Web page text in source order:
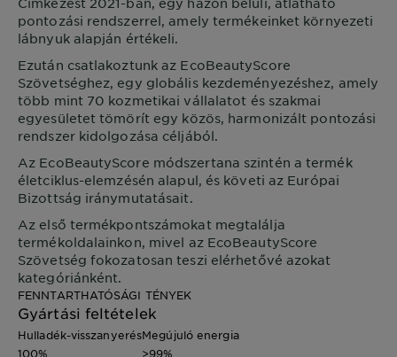
pontozási rendszerrel, amely termékeinket környezeti
lábnyuk alapján értékeli.
Ezután csatlakoztunk az EcoBeautyScore
Szövetséghez, egy globális kezdeményezéshez, amely
több mint 70 kozmetikai vállalatot és szakmai
egyesületet tömörít egy közös, harmonizált pontozási
rendszer kidolgozása céljából.
Az EcoBeautyScore módszertana szintén a termék
életciklus-elemzésén alapul, és követi az Európai
Bizottság iránymutatásait.
Az első termékpontszámokat megtalálja
termékoldalainkon, mivel az EcoBeautyScore
Szövetség fokozatosan teszi elérhetővé azokat
kategóriánként.
FENNTARTHATÓSÁGI TÉNYEK
Gyártási feltételek
Hulladék-visszanyerés
100%
Megújuló energia
>99%